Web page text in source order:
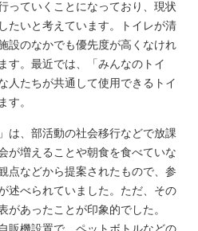
っていくことになっており、現状
たいと考えています。トイレが清
設のなかでも優先度が高くなけれ
す。最近では、「みんなのトイ
人たちが共通して使用できるトイ
す。
は、部活動の社会移行などで放課
が増えることや朝食を食べていな
点などから提案されたもので、参
述べられていました。ただ、その
があったことが印象的でした。